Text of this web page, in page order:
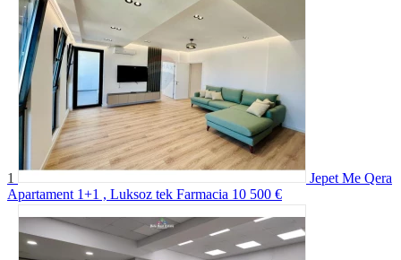
1
Jepet Me Qera
Apartament 1+1 , Luksoz tek Farmacia 10 500 €